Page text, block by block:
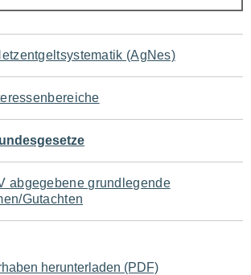
(AgNes)
abgegebene grundlegende
Gutachten
herunterladen (PDF)